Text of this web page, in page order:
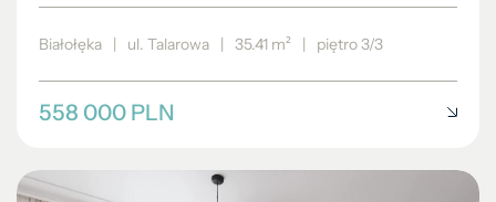
Białołęka | ul. Talarowa | 35.41 m² | piętro 3/3
558 000 PLN